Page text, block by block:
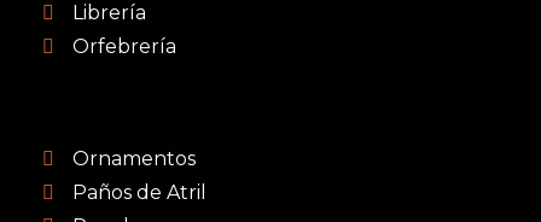
Librería
Orfebrería
Ornamentos
Paños de Atril